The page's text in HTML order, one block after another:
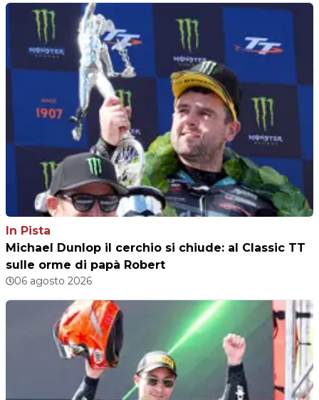
In Pista
Michael Dunlop il cerchio si chiude: al Classic TT
sulle orme di papà Robert
06 agosto 2026